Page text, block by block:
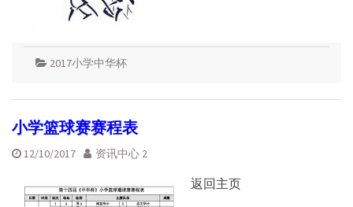
2017小学中华杯
小学篮球赛赛程表
12/10/2017 资讯中心 2
返回主页